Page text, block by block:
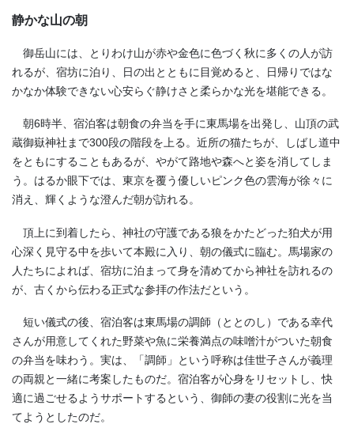
静かな山の朝
御岳山には、とりわけ山が赤や金色に色づく秋に多くの人が訪
れるが、宿坊に泊り、日の出とともに目覚めると、日帰りではな
かなか体験できない心安らぐ静けさと柔らかな光を堪能できる。
朝6時半、宿泊客は朝食の弁当を手に東馬場を出発し、山頂の武
蔵御嶽神社まで300段の階段を上る。近所の猫たちが、しばし道中
をともにすることもあるが、やがて路地や森へと姿を消してしま
う。はるか眼下では、東京を覆う優しいピンク色の雲海が徐々に
消え、輝くような澄んだ朝が訪れる。
頂上に到着したら、神社の守護である狼をかたどった狛犬が用
心深く見守る中を歩いて本殿に入り、朝の儀式に臨む。馬場家の
人たちによれば、宿坊に泊まって身を清めてから神社を訪れるの
が、古くから伝わる正式な参拝の作法だという。
短い儀式の後、宿泊客は東馬場の調師（ととのし）である幸代
さんが用意してくれた野菜や魚に栄養満点の味噌汁がついた朝食
の弁当を味わう。実は、「調師」という呼称は佳世子さんが義理
の両親と一緒に考案したものだ。宿泊客が心身をリセットし、快
適に過ごせるようサポートするという、御師の妻の役割に光を当
てようとしたのだ。